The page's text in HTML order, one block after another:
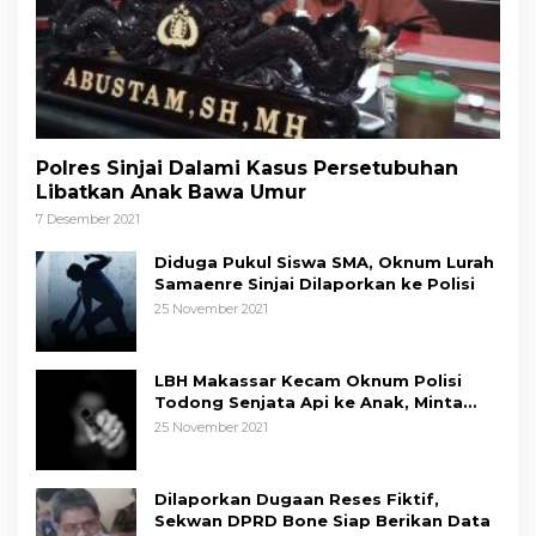
Polres Sinjai Dalami Kasus Persetubuhan
Libatkan Anak Bawa Umur
7 Desember 2021
Diduga Pukul Siswa SMA, Oknum Lurah
Samaenre Sinjai Dilaporkan ke Polisi
25 November 2021
LBH Makassar Kecam Oknum Polisi
Todong Senjata Api ke Anak, Minta
Kapolda Sulsel Tindak Tegas
25 November 2021
Dilaporkan Dugaan Reses Fiktif,
Sekwan DPRD Bone Siap Berikan Data